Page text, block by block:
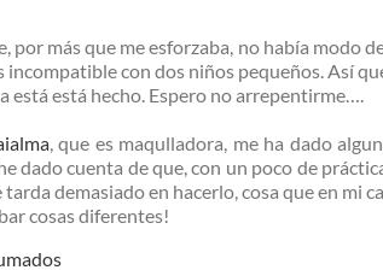
por más que me esforzaba, no había modo
incompatible con dos niños pequeños. Así
está está hecho. Espero no arrepentirme….
, que es maqulladora, me ha dado
dado cuenta de que, con un poco de
demasiado en hacerlo, cosa que en mi
cosas diferentes!